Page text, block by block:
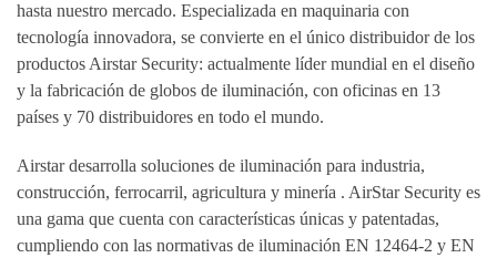
hasta nuestro mercado. Especializada en maquinaria con
tecnología innovadora, se convierte en el único distribuidor de los
productos Airstar Security: actualmente líder mundial en el diseño
y la fabricación de globos de iluminación, con oficinas en 13
países y 70 distribuidores en todo el mundo.
Airstar desarrolla soluciones de iluminación para industria,
construcción, ferrocarril, agricultura y minería . AirStar Security es
una gama que cuenta con características únicas y patentadas,
cumpliendo con las normativas de iluminación EN 12464-2 y EN